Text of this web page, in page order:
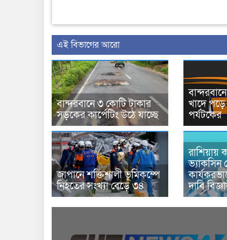
এই বিভাগের আরো
বান্দরবানে ৩ কোটি টাকার
সড়কের কার্পেটিং উঠে যাচ্ছে
খাদে
পর্যটকের
জাপানে শক্তিশালী ভূমিকম্পে
নিহতের সংখ্যা বেড়ে ৩৪
রাশিয়ায়
ভ্যাকসিন
দাবি